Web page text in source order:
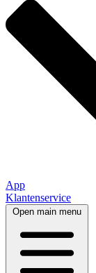
App
Klantenservice
Open main menu